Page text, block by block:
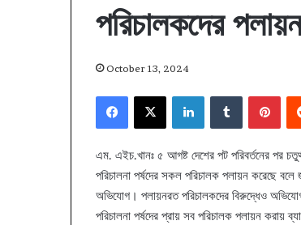
পরিচালকদের
October 13, 2024
Facebook
X LinkedInTumblr
এম. এইচ.খানঃ ৫ আগষ্ট দেশের পট পরিবর্তনের পর
পরিচালনা পর্ষদের সকল পরিচালক পলায়ন করেছে
অভিযোগ। পলায়নরত পরিচালকদের বিরুদ্ধেও
পরিচালনা পর্ষদের প্রায় সব পরিচালক পলায়ন করায়